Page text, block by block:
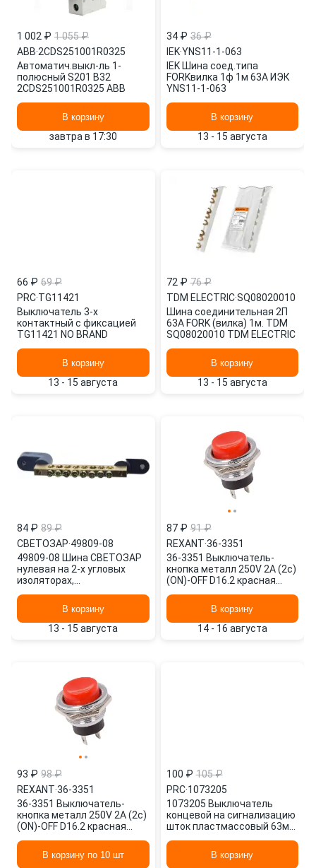
1 002 ₽ 1 055 ₽
ABB·2CDS251001R0325
Автоматич.выкл-ль 1-
полюсный S201 B32
2CDS251001R0325 ABB
В корзину
завтра в 17:30
34 ₽ 36 ₽
IEK·YNS11-1-063
IEK Шина соед.типа
FORKвилка 1ф 1м 63А ИЭК
YNS11-1-063
В корзину
13 - 15 августа
66 ₽ 69 ₽
PRC·TG11421
Выключатель 3-х
контактный с фиксацией
TG11421 NO BRAND
В корзину
13 - 15 августа
72 ₽ 76 ₽
TDM ELECTRIC·SQ08020010
Шина соединительная 2П
63A FORK (вилка) 1м. TDM
SQ08020010 TDM ELECTRIC
В корзину
13 - 15 августа
84 ₽ 89 ₽
СВЕТОЗАР·49809-08
49809-08 Шина СВЕТОЗАР
нулевая на 2-х угловых
изоляторах,
5,2мм, 8 полюсо
В корзину
13 - 15 августа
87 ₽ 91 ₽
REXANT·36-3351
36-3351 Выключатель-
кнопка металл 250V 2А (2с)
(ON)-OFF D16.2 красная
В корзину
14 - 16 августа
93 ₽ 98 ₽
REXANT·36-3351
36-3351 Выключатель-
кнопка металл 250V 2А (2с)
(ON)-OFF D16.2 красная
В корзину по 10 шт
100 ₽ 105 ₽
PRC·1073205
1073205 Выключатель
концевой на сигнализацию
шток пластмассовый 63мм
В корзину